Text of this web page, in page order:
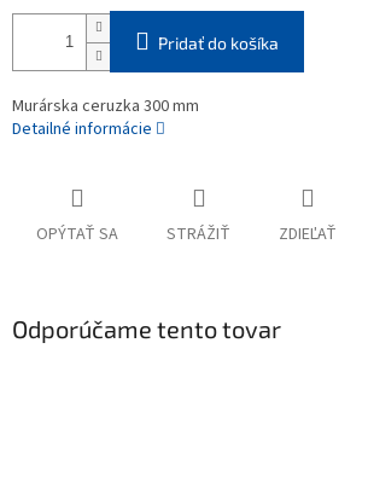
Pridať do košíka
Murárska ceruzka 300 mm
Detailné informácie
OPÝTAŤ SA STRÁŽIŤ ZDIEĽAŤ
Odporúčame tento tovar